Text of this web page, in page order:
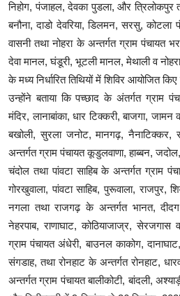
निहोग, पंजाहल, देवका पुडला, और त्रिलोकपुर
बनौना, दाडो देवरिया, डिलमन, सरसु, कोटला
वासनी तथा नोहरा के अन्तर्गत ग्राम पंचायत
देवा मानल, घंडूरी, भूटली मानल, मेथाली व
के मध्य निर्धारित तिथियों में शिविर आयोजित
उन्होंने बताया कि पच्छाद के अंतर्गत ग्राम
मंदिर, लानाबांका, धार टिक्करी, बाजगा, जामन
बखोली, सुरला जनोट, मानगढ़, नैनाटिक्कर,
अन्तर्गत ग्राम पंचायत कूडुलवाणा, हाब्बन,
चंदोल तथा पांवटा साहिब के अन्तर्गत ग्राम
गोरखुवाला, पांवटा साहिब, पुरूवाला, राजपुर,
नगला तथा राजगढ़ के अन्तर्गत भानत,
नेहरपाब, राणाघाट, कोठियाजाज्र,
ग्राम पंचायत अंधेरी, बाउनल काकोग,
संगडाह, तथा रोनहाट के अन्तर्गत रोनहाट,
अन्तर्गत ग्राम पंचायत बालीकोटी, बांदली,